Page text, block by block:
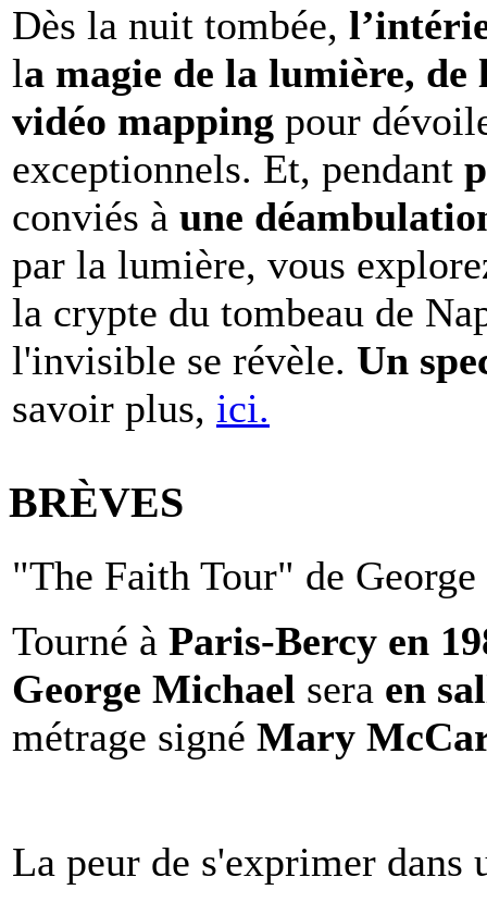
Dès la nuit tombée,
la magie de la lumière,
vidéo mapping pour
exceptionnels. Et, pendant
conviés à une
par la lumière, vous
la crypte du tombeau de
l'invisible se révèle. Un
savoir plus, ici.
BRÈVES
"The Faith Tour" de
Tourné à Paris-Bercy en
George Michael sera en
métrage signé Mary
La peur de s'exprimer dans